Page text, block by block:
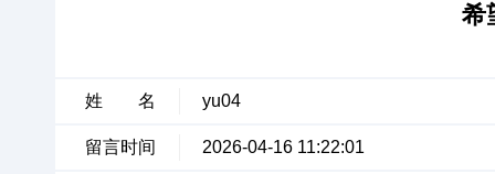
希
姓 名 yu04
留言时间 2026-04-16 11:22:01